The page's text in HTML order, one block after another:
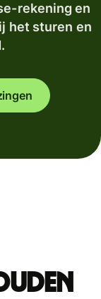
rekening en
het sturen en